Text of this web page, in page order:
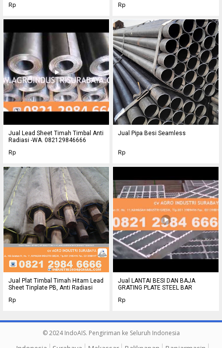
Rp Rp
Jual Lead Sheet Timah Timbal Anti
Radiasi -WA. 082129846666
Rp
Jual Pipa Besi Seamless
Rp
Jual Plat Timbal Timah Hitam Lead
Sheet Tinplate PB, Anti Radiasi
Rp
Jual LANTAI BESI DAN BAJA
GRATING PLATE STEEL BAR
Rp
© 2024 IndoAIS. Pengiriman ke Seluruh Indonesia